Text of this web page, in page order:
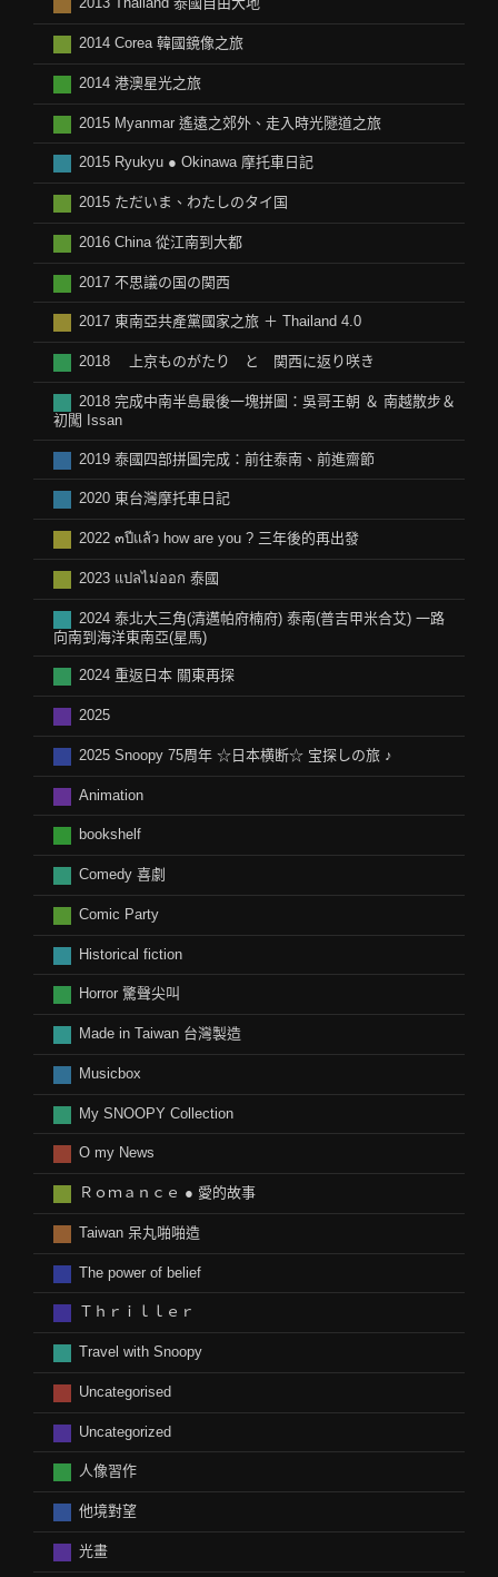
2013 Thailand 泰國自由大地
2014 Corea 韓國鏡像之旅
2014 港澳星光之旅
2015 Myanmar 遙遠之郊外、走入時光隧道之旅
2015 Ryukyu ● Okinawa 摩托車日記
2015 ただいま、わたしのタイ国
2016 China 從江南到大都
2017 不思議の国の関西
2017 東南亞共產黨國家之旅 ＋ Thailand 4.0
2018 上京ものがたり と 関西に返り咲き
2018 完成中南半島最後一塊拼圖：吳哥王朝 ＆ 南越散步＆
初闖 Issan
2019 泰國四部拼圖完成：前往泰南、前進齋節
2020 東台灣摩托車日記
2022 ๓ปีแล้ว how are you ? 三年後的再出發
2023 แปลไม่ออก 泰國
2024 泰北大三角(清邁帕府楠府) 泰南(普吉甲米合艾) 一路
向南到海洋東南亞(星馬)
2024 重返日本 關東再探
2025
2025 Snoopy 75周年 ☆日本横断☆ 宝探しの旅 ♪
Animation
bookshelf
Comedy 喜劇
Comic Party
Historical fiction
Horror 驚聲尖叫
Made in Taiwan 台灣製造
Musicbox
My SNOOPY Collection
O my News
Ｒｏｍａｎｃｅ ● 愛的故事
Taiwan 呆丸啪啪造
The power of belief
Ｔｈｒｉｌｌｅｒ
Travel with Snoopy
Uncategorised
Uncategorized
人像習作
他境對望
光畫